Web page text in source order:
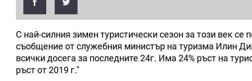
С най-силния зимен туристически сезон за този век
съобщение от служебния министър на туризма Илин
всички досега за последните 24г. Има 24% ръст на
ръст от 2019 г."